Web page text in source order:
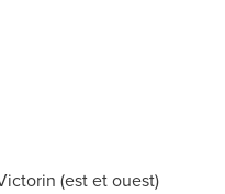
(est et ouest)